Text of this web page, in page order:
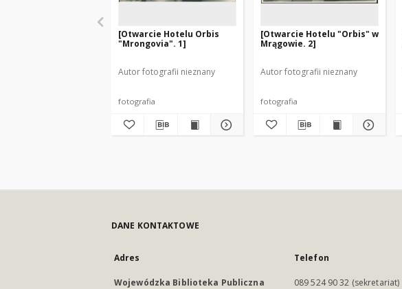
[Otwarcie Hotelu Orbis
"Mrongovia". 1]
Autor fotografii nieznany
fotografia
[Otwarcie Hotelu "Orbis" w
Mrągowie. 2]
Autor fotografii nieznany
fotografia
DANE KONTAKTOWE
Adres
Wojewódzka Biblioteka Publiczna
Telefon
089 524 90 32 (sekretariat)